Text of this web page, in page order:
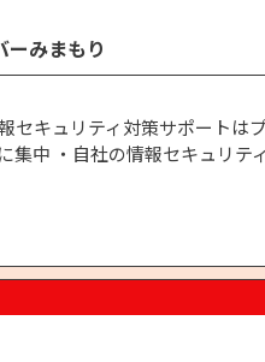
みまもり
セキュリティ対策サポートは
中 ・自社の情報セキュリテ